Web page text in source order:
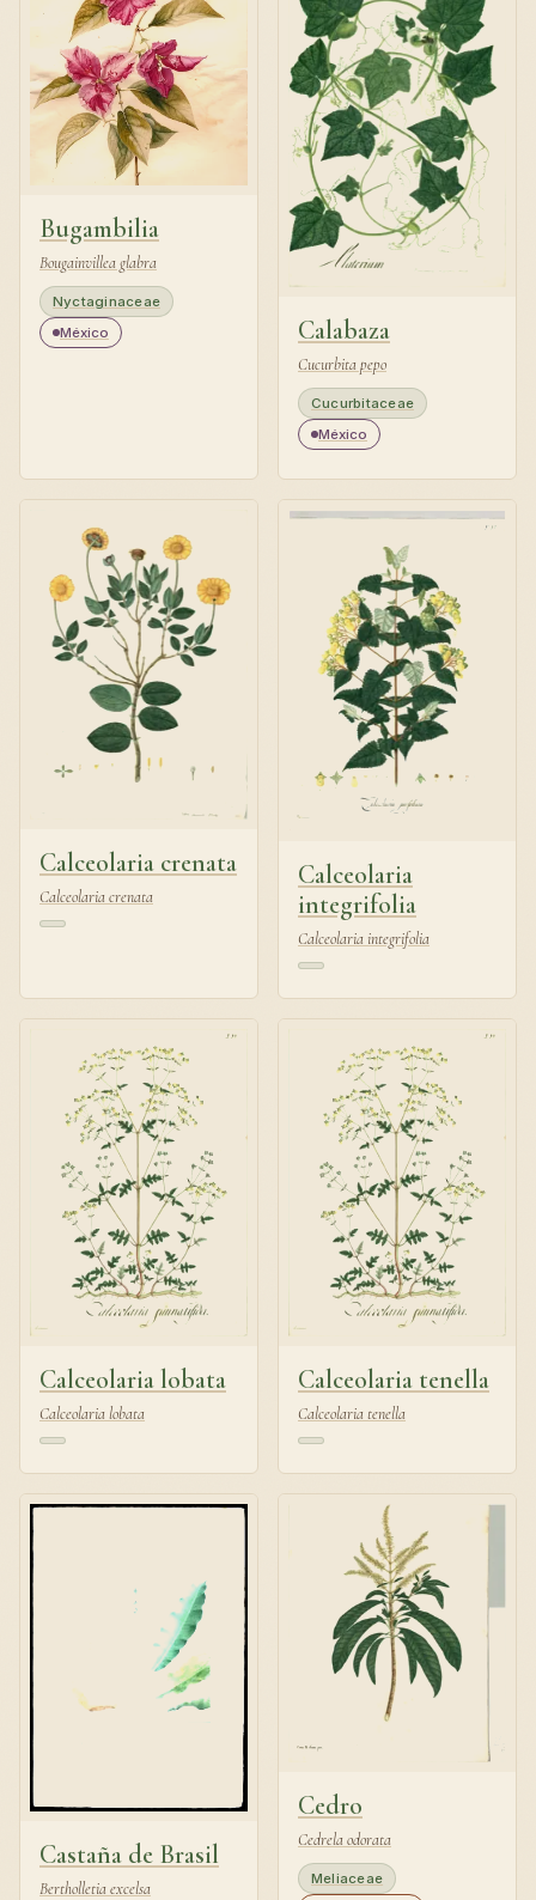
Bugambilia
Bougainvillea glabra
Nyctaginaceae
México
Calabaza
Cucurbita pepo
Cucurbitaceae
México
Calceolaria crenata
Calceolaria crenata
Calceolaria
integrifolia
Calceolaria integrifolia
Calceolaria lobata
Calceolaria lobata
Calceolaria tenella
Calceolaria tenella
Castaña de Brasil
Bertholletia excelsa
Cedro
Cedrela odorata
Meliaceae